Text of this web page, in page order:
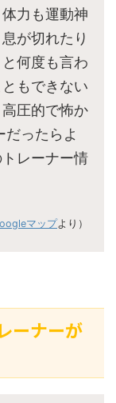
力も運動神
が切れたり
何度も言わ
もできない
圧的で怖か
だったらよ
レーナー情
マップより）
ーナーが